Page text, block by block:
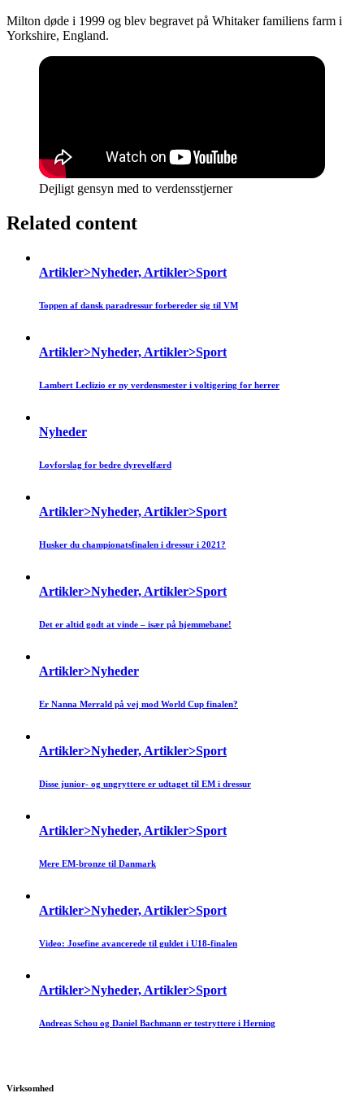
Milton døde i 1999 og blev begravet på Whitaker familiens farm i
Yorkshire, England.
Dejligt gensyn med to verdensstjerner
Related content
Artikler>Nyheder, Artikler>Sport
Toppen af dansk paradressur forbereder sig til VM
Artikler>Nyheder, Artikler>Sport
Lambert Leclizio er ny verdensmester i voltigering for herrer
Nyheder
Lovforslag for bedre dyrevelfærd
Artikler>Nyheder, Artikler>Sport
Husker du championatsfinalen i dressur i 2021?
Artikler>Nyheder, Artikler>Sport
Det er altid godt at vinde – især på hjemmebane!
Artikler>Nyheder
Er Nanna Merrald på vej mod World Cup finalen?
Artikler>Nyheder, Artikler>Sport
Disse junior- og ungryttere er udtaget til EM i dressur
Artikler>Nyheder, Artikler>Sport
Mere EM-bronze til Danmark
Artikler>Nyheder, Artikler>Sport
Video: Josefine avancerede til guldet i U18-finalen
Artikler>Nyheder, Artikler>Sport
Andreas Schou og Daniel Bachmann er testryttere i Herning
Virksomhed